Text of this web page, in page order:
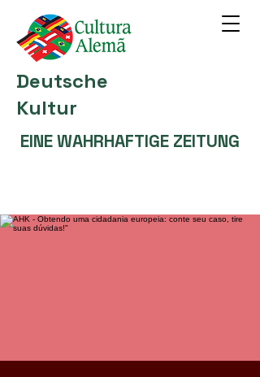
Deutsche
Kultur
EINE WAHRHAFTIGE ZEITUNG